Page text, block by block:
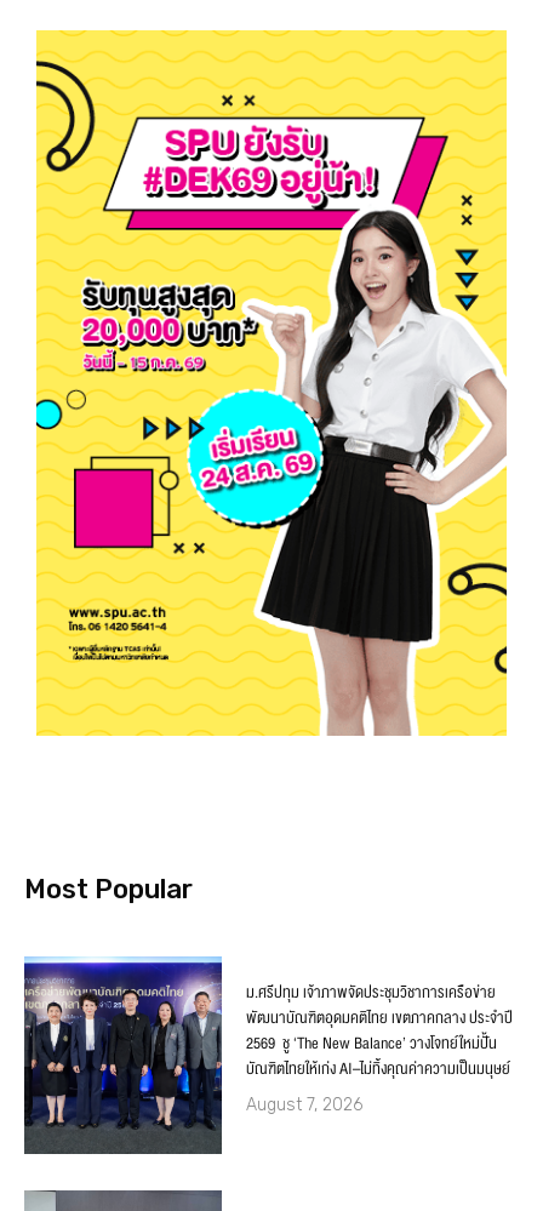
Most Popular
ม.ศรีปทุม เจ้าภาพจัดประชุมวิชาการเครือข่าย
พัฒนาบัณฑิตอุดมคติไทย เขตภาคกลาง ประจำปี
2569 ชู ‘The New Balance’ วางโจทย์ใหม่ปั้น
บัณฑิตไทยให้เก่ง AI–ไม่ทิ้งคุณค่าความเป็นมนุษย์
August 7, 2026